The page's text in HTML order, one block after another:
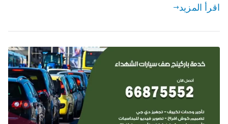
اقرأ المزيد